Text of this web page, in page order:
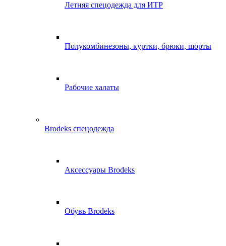
Летняя спецодежда для ИТР
Полукомбинезоны, куртки, брюки, шорты
Рабочие халаты
Brodeks спецодежда
Аксессуары Brodeks
Обувь Brodeks